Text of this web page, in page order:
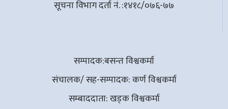
सूचना विभाग दर्ता नं. :१४१८/०७६-७७
सम्पादक:बसन्त विश्वकर्मा
संचालक/ सह-सम्पादक: कर्ण विश्वकर्मा
सम्बाददाता: खड्क विश्वकर्मा